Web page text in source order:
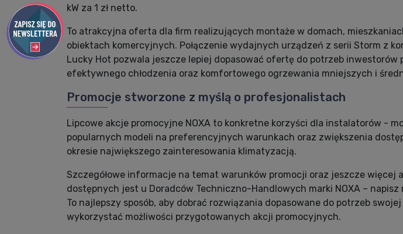
kW za 1 zł netto.
To atrakcyjna oferta dla firm realizujących montaże w domach,
obiektach komercyjnych. Połączenie wydajnych urządzeń z serii Storm z
Lucky Hot pozwala jeszcze lepiej dopasować ofertę do potrzeb inwestorów
efektywnego chłodzenia oraz komfortowego ogrzewania mniejszych i
Promocje stworzone z myślą o profesjonalistach
Lipcowe akcje promocyjne NOXA to konkretne korzyści dla instalatorów -
popularnych modeli na preferencyjnych warunkach oraz zwiększenia
okresie największego zainteresowania klimatyzacją.
Szczegółowe informacje na temat warunków promocji oraz jeszcze
dostępnych jest u Doradców Techniczno-Handlowych marki NOXA – napisz
To najlepszy sposób, aby dobrać rozwiązania dopasowane do potrzeb swojej
wykorzystać możliwości przygotowanych akcji promocyjnych.